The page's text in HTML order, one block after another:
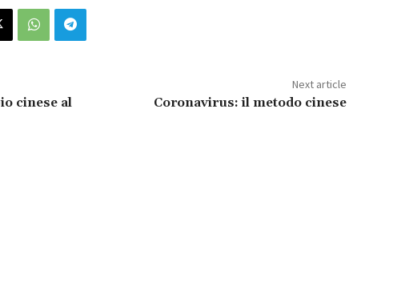
cinese al
Next article
Coronavirus: il metodo cinese